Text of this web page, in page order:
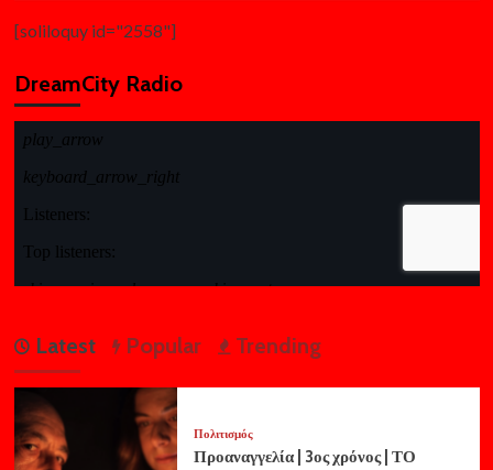
[soliloquy id="2558"]
DreamCity Radio
Latest Popular Trending
Πολιτισμός
Προαναγγελία | 3ος χρόνος | ΤΟ